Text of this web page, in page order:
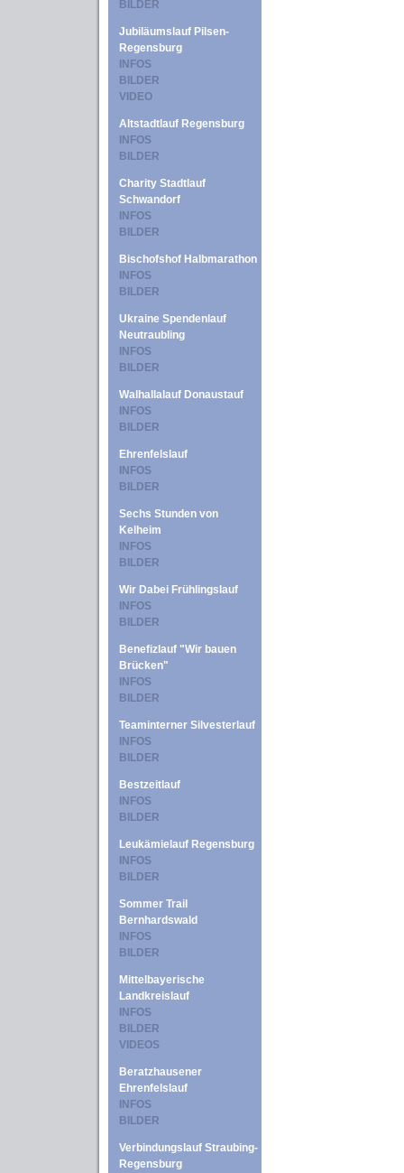
BILDER
Jubiläumslauf Pilsen-
Regensburg
INFOS
BILDER
VIDEO
Altstadtlauf Regensburg
INFOS
BILDER
Charity Stadtlauf
Schwandorf
INFOS
BILDER
Bischofshof Halbmarathon
INFOS
BILDER
Ukraine Spendenlauf
Neutraubling
INFOS
BILDER
Walhallalauf Donaustauf
INFOS
BILDER
Ehrenfelslauf
INFOS
BILDER
Sechs Stunden von
Kelheim
INFOS
BILDER
Wir Dabei Frühlingslauf
INFOS
BILDER
Benefizlauf "Wir bauen
Brücken"
INFOS
BILDER
Teaminterner Silvesterlauf
INFOS
BILDER
Bestzeitlauf
INFOS
BILDER
Leukämielauf Regensburg
INFOS
BILDER
Sommer Trail
Bernhardswald
INFOS
BILDER
Mittelbayerische
Landkreislauf
INFOS
BILDER
VIDEOS
Beratzhausener
Ehrenfelslauf
INFOS
BILDER
Verbindungslauf Straubing-
Regensburg